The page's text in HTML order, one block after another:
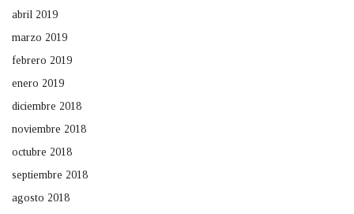
abril 2019
marzo 2019
febrero 2019
enero 2019
diciembre 2018
noviembre 2018
octubre 2018
septiembre 2018
agosto 2018